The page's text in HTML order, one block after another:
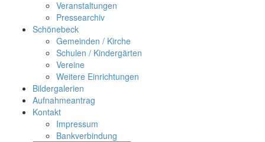
Veranstaltungen
Pressearchiv
Schönebeck
Gemeinden / Kirche
Schulen / Kindergärten
Vereine
Weitere Einrichtungen
Bildergalerien
Aufnahmeantrag
Kontakt
Impressum
Bankverbindung